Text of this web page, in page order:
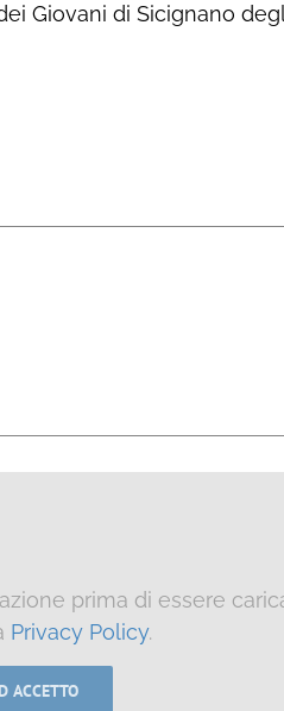
Giovani di Sicignano
prima di essere
Privacy Policy.
ACCETTO